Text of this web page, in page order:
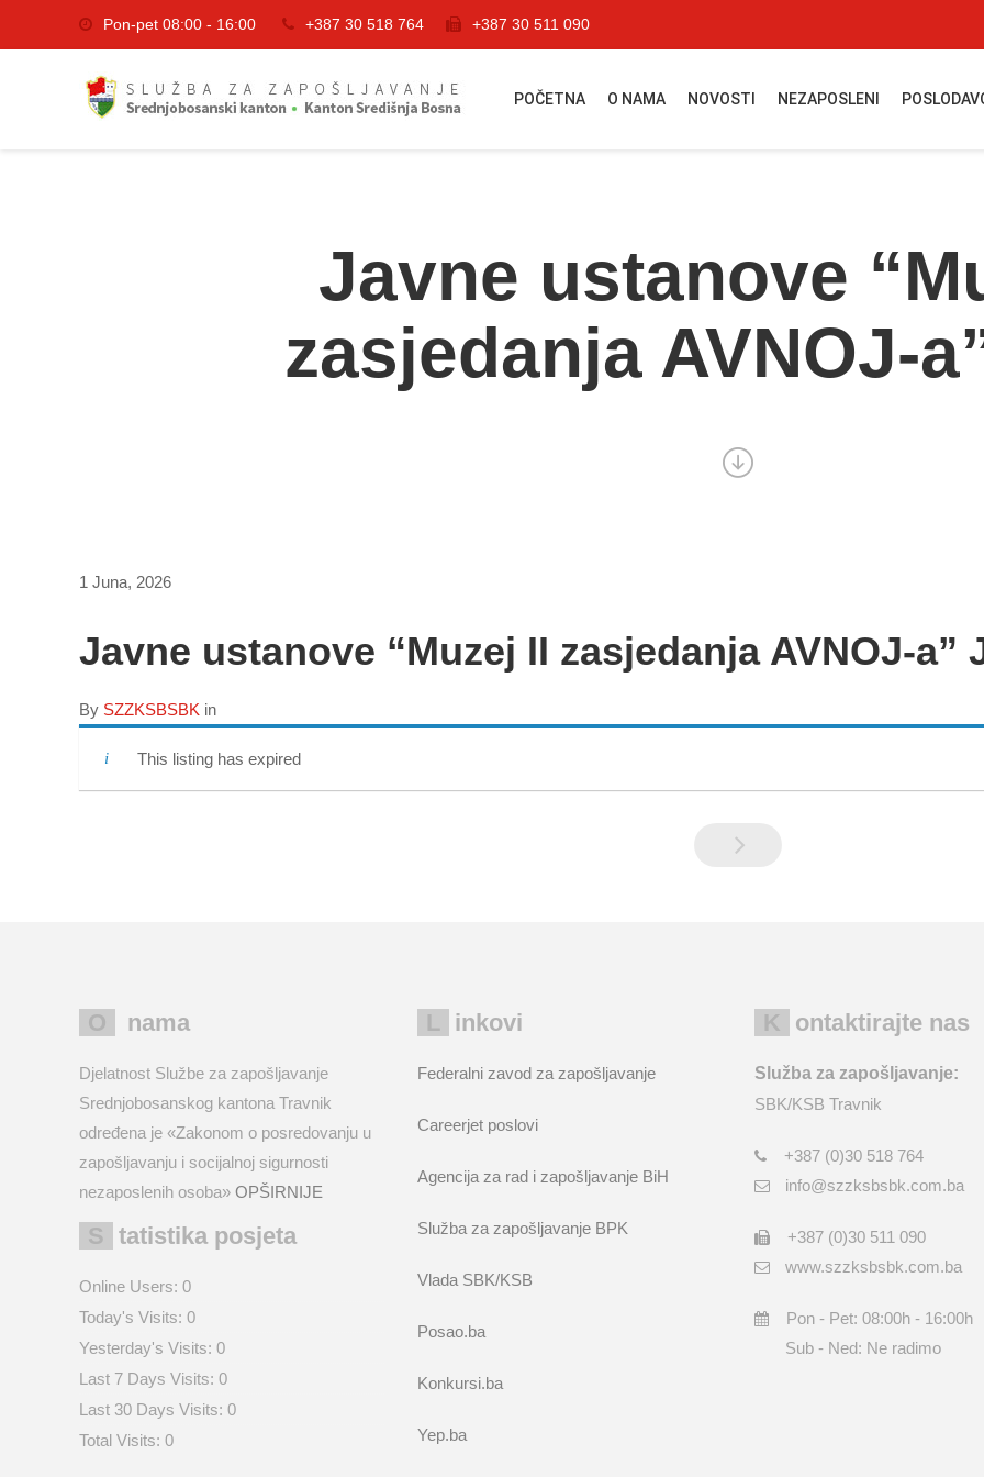
Pon-pet 08:00 - 16:00 +387 30 518 764 +387 30 511 090
POČETNA O NAMA NOVOSTI NEZAPOSLENI
Javne ustanove
zasjedanja AVNOJ-
1 Juna, 2026
Javne ustanove “Muzej II zasjedanja AVNOJ-a”
By SZZKSBSBK in
This listing has expired
O nama
Djelatnost Službe za zapošljavanje
Srednjobosanskog kantona Travnik
određena je «Zakonom o posredovanju u
zapošljavanju i socijalnoj sigurnosti
nezaposlenih osoba» OPŠIRNIJE
Statistika posjeta
Online Users: 0
Today's Visits: 0
Yesterday's Visits: 0
Last 7 Days Visits: 0
Last 30 Days Visits: 0
Total Visits: 0
Linkovi
Federalni zavod za zapošljavanje
Careerjet poslovi
Agencija za rad i zapošljavanje BiH
Služba za zapošljavanje BPK
Vlada SBK/KSB
Posao.ba
Konkursi.ba
Yep.ba
Kontaktirajte nas
Služba za zapošljavanje:
SBK/KSB Travnik
+387 (0)30 518 764
info@szzksbsbk.com.ba
+387 (0)30 511 090
www.szzksbsbk.com.ba
Pon - Pet: 08:00h - 16:00h
Sub - Ned: Ne radimo